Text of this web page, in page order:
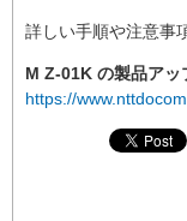
詳しい手順や注意事
M Z-01K の製品ア
https://